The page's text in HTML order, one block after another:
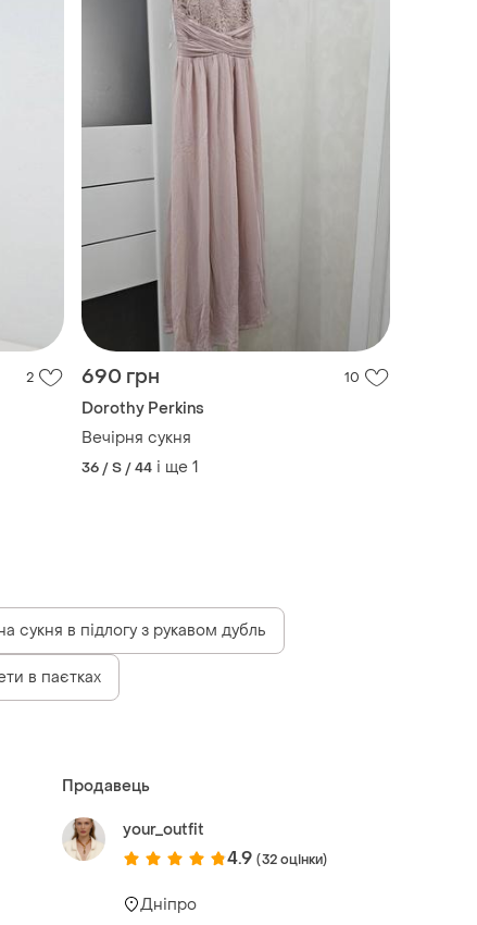
2 690 грн 10
Dorothy Perkins
Вечірня сукня
36 / S / 44 і ще 1
сукня в підлогу з рукавом дубль
в паєтках
Продавець
your_outfit
4.9 (32 оцінки)
Дніпро